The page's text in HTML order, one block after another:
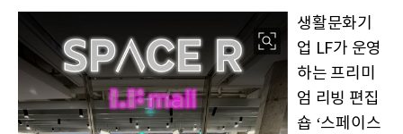
생활문화기
업 LF가 운영
하는 프리미
엄 리빙 편집
숍 ‘스페이스